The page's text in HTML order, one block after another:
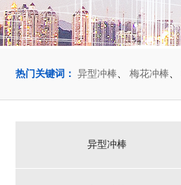
热门关键词： 异型冲棒、 梅花冲棒、
异型冲棒